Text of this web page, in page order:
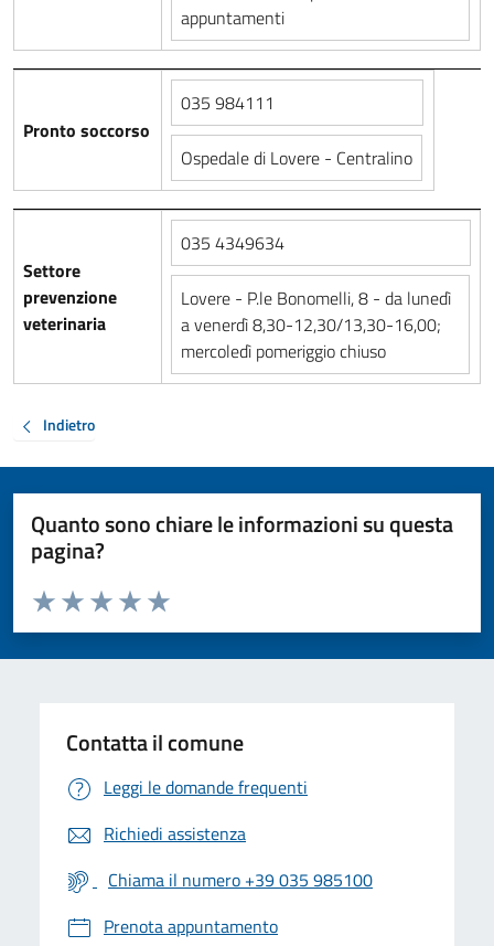
appuntamenti
Pronto soccorso
035 984111
Ospedale di Lovere - Centralino
Settore
prevenzione
veterinaria
035 4349634
Lovere - P.le Bonomelli, 8 - da lunedì
a venerdì 8,30-12,30/13,30-16,00;
mercoledì pomeriggio chiuso
Indietro
Quanto sono chiare le informazioni su questa
pagina?
Valuta da 1 a 5 stelle la pagina
Valuta 5 stelle su 5
Valuta 4 stelle su 5
Valuta 3 stelle su 5
Valuta 2 stelle su 5
Valuta 1 stelle su 5
Contatta il comune
Leggi le domande frequenti
Richiedi assistenza
Chiama il numero +39 035 985100
Prenota appuntamento